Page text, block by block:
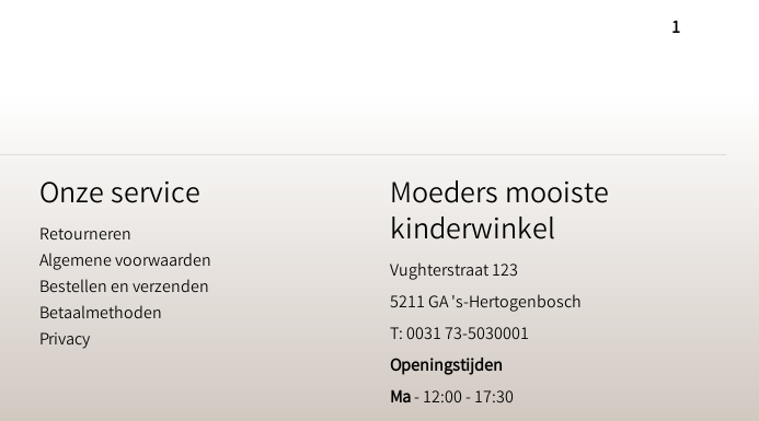
1
Onze service
Retourneren
Algemene voorwaarden
Bestellen en verzenden
Betaalmethoden
Privacy
Moeders mooiste
kinderwinkel
Vughterstraat 123
5211 GA 's-Hertogenbosch
T: 0031 73-5030001
Openingstijden
Ma- 12:00 - 17:30